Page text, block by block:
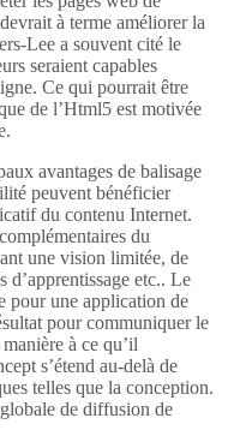
à terme améliorer la
Lee a souvent cité le
seraient capables
Ce qui pourrait être
de l’Html5 est motivée
avantages de balisage
peuvent bénéficier
du contenu Internet.
du
une vision limitée, de
etc.. Le
pour une application de
pour communiquer le
à ce qu’il
s’étend au-delà de
telles que la conception.
de diffusion de